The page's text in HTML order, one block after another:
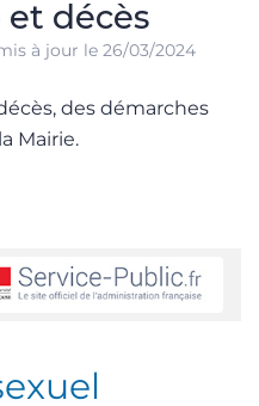
et décès
à jour le 26/03/2024
des démarches
Mairie.